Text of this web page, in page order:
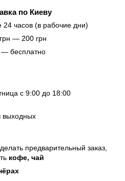
по Киеву
24 часов (в рабочие дни)
— 200 грн
— бесплатно
с 9:00 до 18:00
выходных
предварительный заказ,
кофе, чай